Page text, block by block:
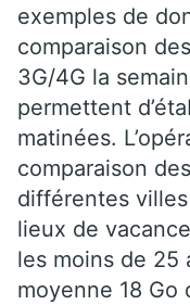
exemples de
comparaison
3G/4G la
permettent
matinées.
comparaison
différentes
lieux de
les moins de 25
moyenne 18 Go